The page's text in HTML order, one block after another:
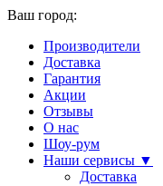
Ваш город:
Производители
Доставка
Гарантия
Акции
Отзывы
О нас
Шоу-рум
Наши сервисы ▼
Доставка